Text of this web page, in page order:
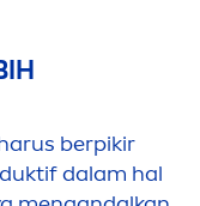
berpikir
dalam hal